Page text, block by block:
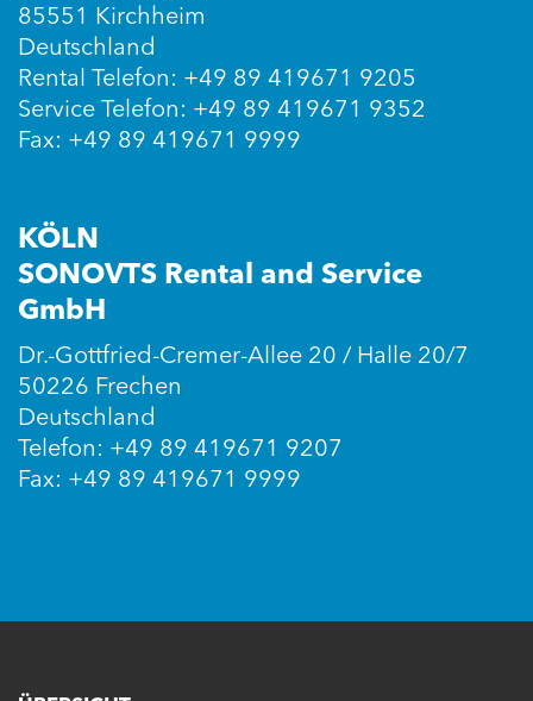
85551 Kirchheim
Deutschland
Rental Telefon: +49 89 419671 9205
Service Telefon: +49 89 419671 9352
Fax: +49 89 419671 9999
KÖLN
SONOVTS Rental and Service
GmbH
Dr.-Gottfried-Cremer-Allee 20 / Halle 20/7
50226 Frechen
Deutschland
Telefon: +49 89 419671 9207
Fax: +49 89 419671 9999